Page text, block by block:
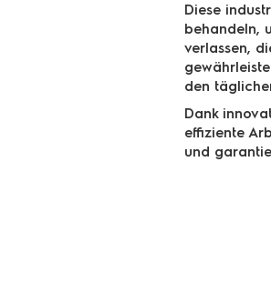
Diese
behandeln,
verlassen,
den
Dank
effiziente
und